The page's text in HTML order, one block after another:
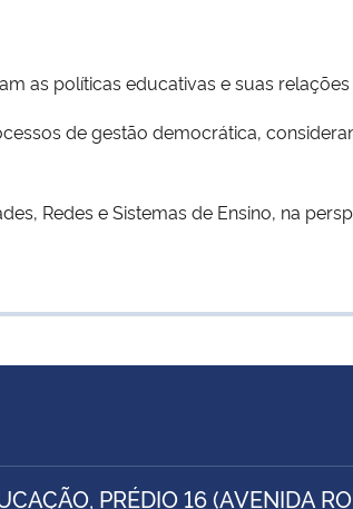
as políticas educativas e suas
de gestão democrática,
Redes e Sistemas de Ensino, na
PRÉDIO 16 (AVENIDA